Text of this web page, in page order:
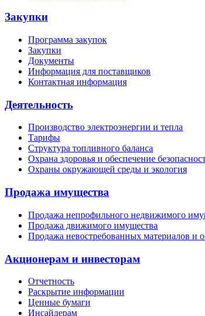
Закупки
Программа закупок
Закупки
Документы
Информация для поставщиков
Контактная информация
Деятельность
Производство электроэнергии и тепла
Тарифы
Структура топливного баланса
Охрана здоровья и обеспечение
Охраны окружающей среды и экология
Продажа имущества
Продажа непрофильного недвижимого
Продажа движимого имущества
Продажа невостребованных материалов и
Акционерам и инвесторам
Отчетность
Раскрытие информации
Ценные бумаги
Инсайдерам